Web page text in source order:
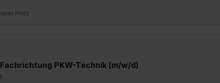
Platz
PKW-Technik (m/w/d)